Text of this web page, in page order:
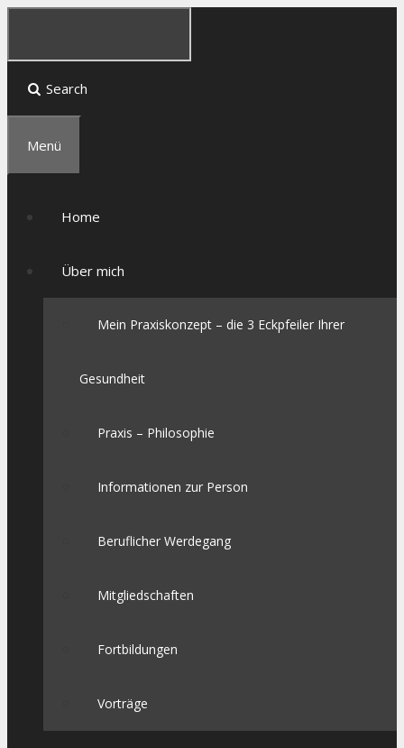
Search
Menü
Home
Über mich
Mein Praxiskonzept – die 3 Eckpfeiler Ihrer
Gesundheit
Praxis – Philosophie
Informationen zur Person
Beruflicher Werdegang
Mitgliedschaften
Fortbildungen
Vorträge